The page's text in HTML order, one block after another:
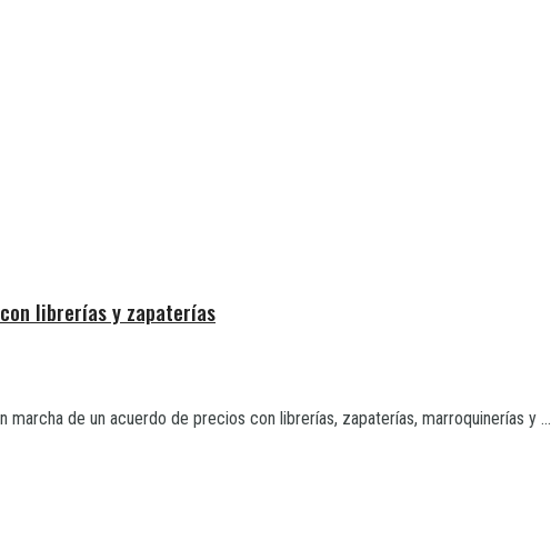
librerías y zapaterías
marcha de un acuerdo de precios con librerías, zapaterías, marroquinerías y ...